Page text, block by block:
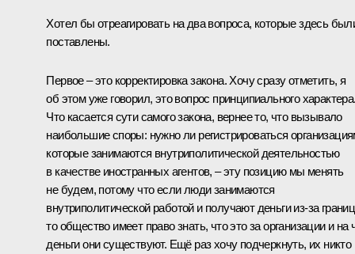
Хотел бы отреагировать на два вопроса, которые здесь
поставлены.
Первое – это корректировка закона. Хочу сразу отметить, я
об этом уже говорил, это вопрос принципиального
Что касается сути самого закона, вернее то, что вызывало
наибольшие споры: нужно ли регистрироваться
которые занимаются внутриполитической деятельностью
в качестве иностранных агентов, – эту позицию мы менять
не будем, потому что если люди занимаются
внутриполитической работой и получают деньги из‑за
то общество имеет право знать, что это за организации и на
деньги они существуют. Ещё раз хочу подчеркнуть, их никто